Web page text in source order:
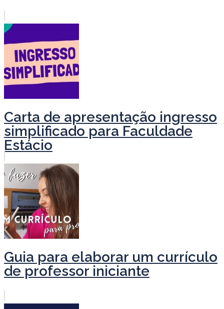
Carta de apresentação ingresso
simplificado para Faculdade
Estácio
Guia para elaborar um currículo
de professor iniciante